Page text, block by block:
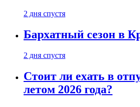
2 дня спустя
Бархатный сезон в
2 дня спустя
Стоит ли ехать в
летом 2026 года?